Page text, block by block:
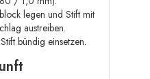
legen und Stift mit
austreiben.
bündig einsetzen.